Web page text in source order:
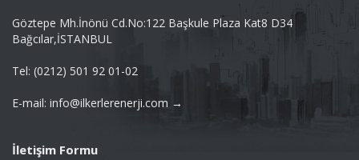
Göztepe Mh.İnönü Cd.No:122 Başkule Plaza Kat8 D34
Bağcılar,İSTANBUL
Tel: (0212) 501 92 01-02
E-mail: info@ilkerlerenerji.com →
İletişim Formu